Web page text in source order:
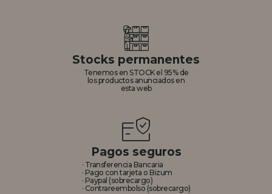
Stocks permanentes
Tenemos en STOCK el 95% de
los productos anunciados en
esta web
Pagos seguros
· Transferencia Bancaria
· Pago con tarjeta o Bizum
· Paypal (sobrecargo)
· Contrareembolso (sobrecargo)